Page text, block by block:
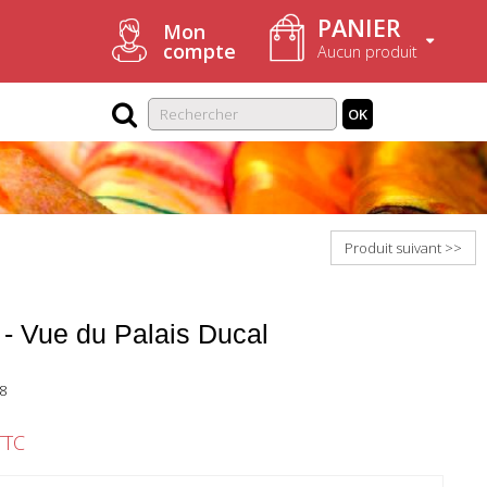
Mon
compte
PANIER
Aucun produit
OK
Produit suivant >>
Vue du Palais Ducal